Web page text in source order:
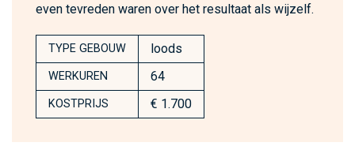
even tevreden waren over het resultaat als wijzelf.
TYPE GEBOUW loods
WERKUREN 64
KOSTPRIJS € 1.700